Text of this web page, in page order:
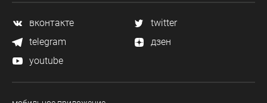
вконтакте
twitter
telegram
дзен
youtube